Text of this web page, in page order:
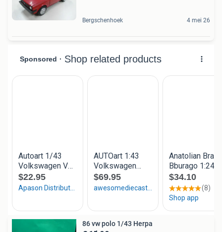
Bergschenhoek 4 mei 26
86 vw polo 1/43 Herpa